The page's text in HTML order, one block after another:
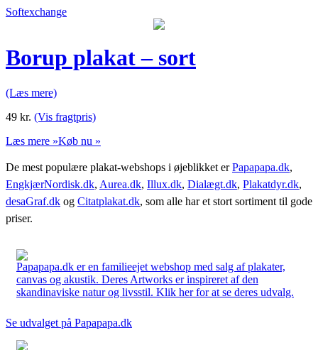
Softexchange
Borup plakat – sort
(Læs mere)
49 kr. (Vis fragtpris)
Læs mere »Køb nu »
De mest populære plakat-webshops i øjeblikket erPapapapa.dk,
EngkjærNordisk.dk, Aurea.dk, Illux.dk, Dialægt.dk, Plakatdyr.dk,
desaGraf.dk og Citatplakat.dk, som alle har et stort sortiment til gode
priser.
Papapapa.dk er en familieejet webshop med salg af plakater,
canvas og akustik. Deres Artworks er inspireret af den
skandinaviske natur og livsstil. Klik her for at se deres udvalg.
Se udvalget på Papapapa.dk